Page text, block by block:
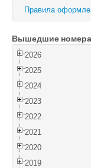
Поиск
Войти
Правила
Вышедшие номера
2026
2025
2024
2023
2022
2021
2020
2019